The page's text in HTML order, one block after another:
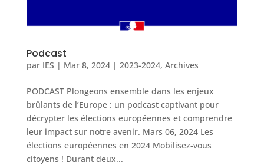
Podcast
par IES | Mar 8, 2024| 2023-2024, Archives
PODCAST Plongeons ensemble dans les enjeux
brûlants de l’Europe : un podcast captivant pour
décrypter les élections européennes et comprendre
leur impact sur notre avenir. Mars 06, 2024 Les
élections européennes en 2024 Mobilisez-vous
citoyens ! Durant deux...